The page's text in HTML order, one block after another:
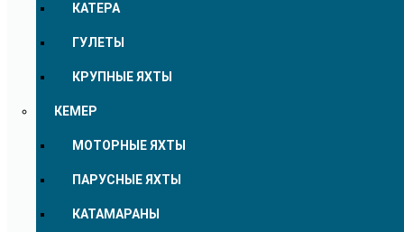
КАТЕРА
ГУЛЕТЫ
КРУПНЫЕ ЯХТЫ
КЕМЕР
МОТОРНЫЕ ЯХТЫ
ПАРУСНЫЕ ЯХТЫ
КАТАМАРАНЫ